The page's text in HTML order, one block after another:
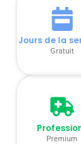
Jours de la
Gratuit
Premium